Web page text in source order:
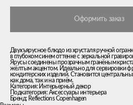
Оформить заказ
Двухъярусное блюдо из хрусталя ручной
в глубоком синем оттенке с зеркальной
Ярусы соединены прозрачным гранёным
жёлтым акцентом. Идеально для сервировки
кондитерских изделий. Становится
как дома, так и на приём.
Категория: Интерьерный декор
Подкатегория: Аксессуары интерьера
Бренд: Reflections Copenhagen